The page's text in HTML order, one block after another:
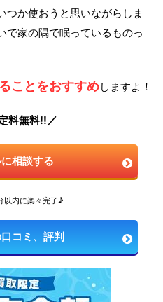
つか使おうと思いながらしま
で家の隅で眠っているものっ
ことをおすすめしますよ！
料無料!!／
相談する
以内に楽々完了♪
コミ、評判